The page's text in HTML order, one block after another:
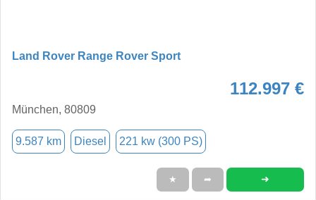
Land Rover Range Rover Sport
112.997 €
München, 80809
9.587 km Diesel 221 kw (300 PS)
★ ➦ ➜